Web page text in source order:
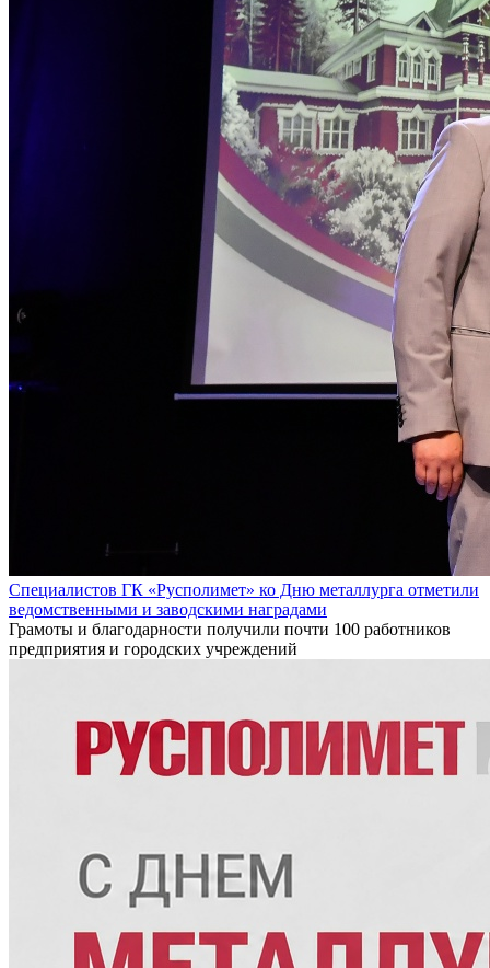
Специалистов ГК «Русполимет» ко Дню металлурга отметили
ведомственными и заводскими наградами
Грамоты и благодарности получили почти 100 работников
предприятия и городских учреждений